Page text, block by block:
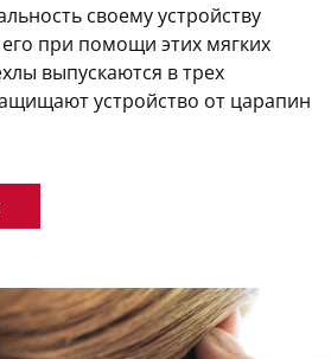
своему устройству
при помощи этих мягких
выпускаются в трех
устройство от царапин